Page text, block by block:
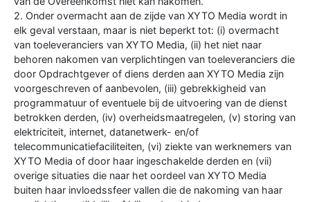
2. Onder overmacht aan de zijde van XYTO Media wordt in
elk geval verstaan, maar is niet beperkt tot: (i) overmacht
van toeleveranciers van XYTO Media, (ii) het niet naar
behoren nakomen van verplichtingen van toeleveranciers die
door Opdrachtgever of diens derden aan XYTO Media zijn
voorgeschreven of aanbevolen, (iii) gebrekkigheid van
programmatuur of eventuele bij de uitvoering van de dienst
betrokken derden, (iv) overheidsmaatregelen, (v) storing van
elektriciteit, internet, datanetwerk- en/of
telecommunicatiefaciliteiten, (vi) ziekte van werknemers van
XYTO Media of door haar ingeschakelde derden en (vii)
overige situaties die naar het oordeel van XYTO Media
buiten haar invloedssfeer vallen die de nakoming van haar